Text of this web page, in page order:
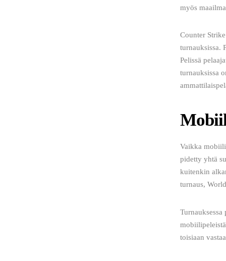
myös
Counter
turnauksissa.
Pelissä
turnauksissa
Vaikka
pidetty yhtä
kuitenkin
turnaus,
toisiaan